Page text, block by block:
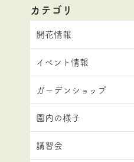
カテゴリ
開花情報
イベント情報
ガーデンショップ
園内の様子
講習会